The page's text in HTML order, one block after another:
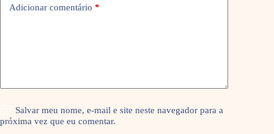
Adicionar comentário *
Salvar meu nome, e-mail e site neste navegador para a
próxima vez que eu comentar.